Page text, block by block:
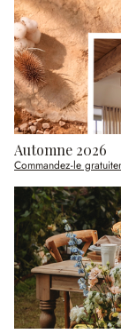
Automne 2026
Commandez-le